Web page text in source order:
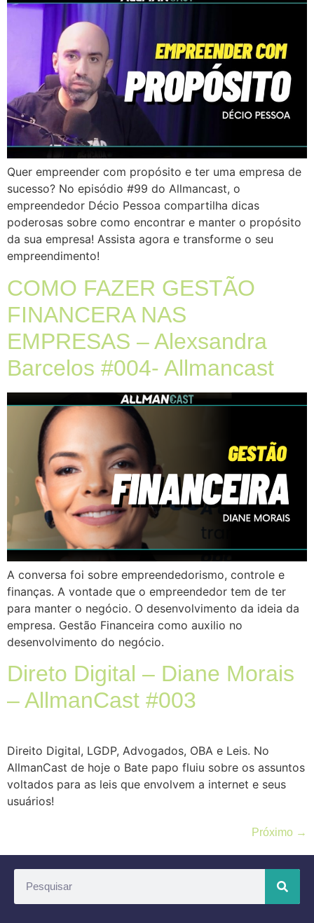
Quer empreender com propósito e ter uma empresa de
sucesso? No episódio #99 do Allmancast, o
empreendedor Décio Pessoa compartilha dicas
poderosas sobre como encontrar e manter o propósito
da sua empresa! Assista agora e transforme o seu
empreendimento!
COMO FAZER GESTÃO
FINANCERA NAS
EMPRESAS – Alexsandra
Barcelos #004- Allmancast
A conversa foi sobre empreendedorismo, controle e
finanças. A vontade que o empreendedor tem de ter
para manter o negócio. O desenvolvimento da ideia da
empresa. Gestão Financeira como auxilio no
desenvolvimento do negócio.
Direto Digital – Diane Morais
– AllmanCast #003
Direito Digital, LGDP, Advogados, OBA e Leis. No
AllmanCast de hoje o Bate papo fluiu sobre os assuntos
voltados para as leis que envolvem a internet e seus
usuários!
Próximo →